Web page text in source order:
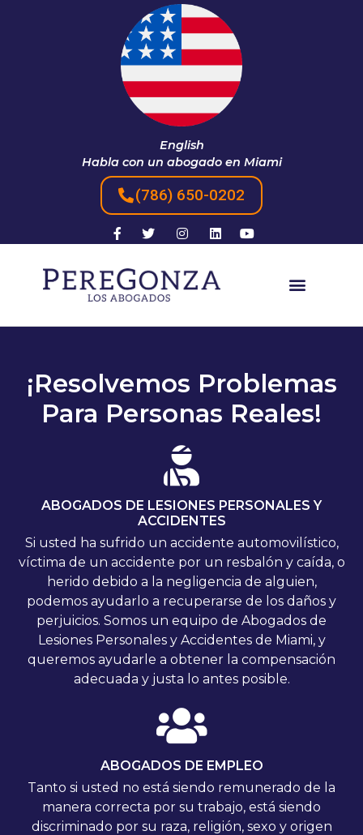
English
Habla con un abogado en Miami
(786) 650-0202​
¡Resolvemos Problemas
Para Personas Reales!
ABOGADOS DE LESIONES PERSONALES Y
ACCIDENTES
Si usted ha sufrido un accidente automovilístico,
víctima de un accidente por un resbalón y caída, o
herido debido a la negligencia de alguien,
podemos ayudarlo a recuperarse de los daños y
perjuicios. Somos un equipo de Abogados de
Lesiones Personales y Accidentes de Miami, y
queremos ayudarle a obtener la compensación
adecuada y justa lo antes posible.
ABOGADOS DE EMPLEO
Tanto si usted no está siendo remunerado de la
manera correcta por su trabajo, está siendo
discriminado por su raza, religión, sexo y origen